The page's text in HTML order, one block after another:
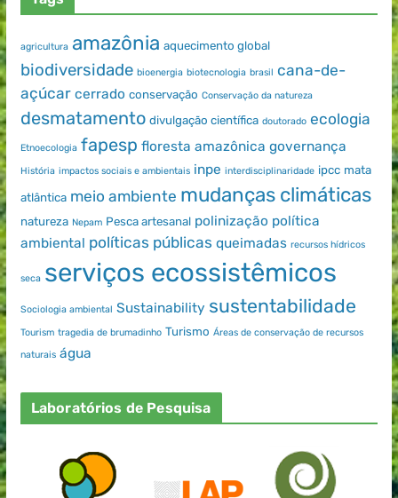
agricultura amazônia aquecimento global
biodiversidade bioenergia biotecnologia brasil cana-de-
açúcar cerrado conservação Conservação da natureza
desmatamento divulgação científica doutorado ecologia
Etnoecologia fapesp floresta amazônica governança
História impactos sociais e ambientais inpe interdisciplinaridade ipcc mata
atlântica meio ambiente mudanças climáticas
natureza Nepam Pesca artesanal polinização política
ambiental políticas públicas queimadas recursos hídricos
seca serviços ecossistêmicos
Sociologia ambiental Sustainability sustentabilidade
Tourism tragedia de brumadinho Turismo Áreas de conservação de recursos
naturais água
Laboratórios de Pesquisa